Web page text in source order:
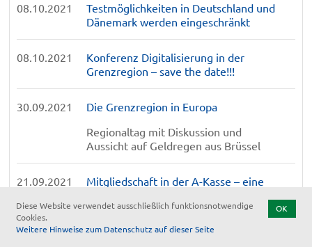
08.10.2021
Testmöglichkeiten in Deutschland und
Dänemark werden eingeschränkt
08.10.2021
Konferenz Digitalisierung in der
Grenzregion – save the date!!!
30.09.2021
Die Grenzregion in Europa
Regionaltag mit Diskussion und
Aussicht auf Geldregen aus Brüssel
21.09.2021
Mitgliedschaft in der A-Kasse – eine
16.09.2021
Persönliche Beratungen weiterhin sehr
OK
Diese Website verwendet ausschließlich funktionsnotwendige
Cookies.
Weitere Hinweise zum Datenschutz auf dieser Seite